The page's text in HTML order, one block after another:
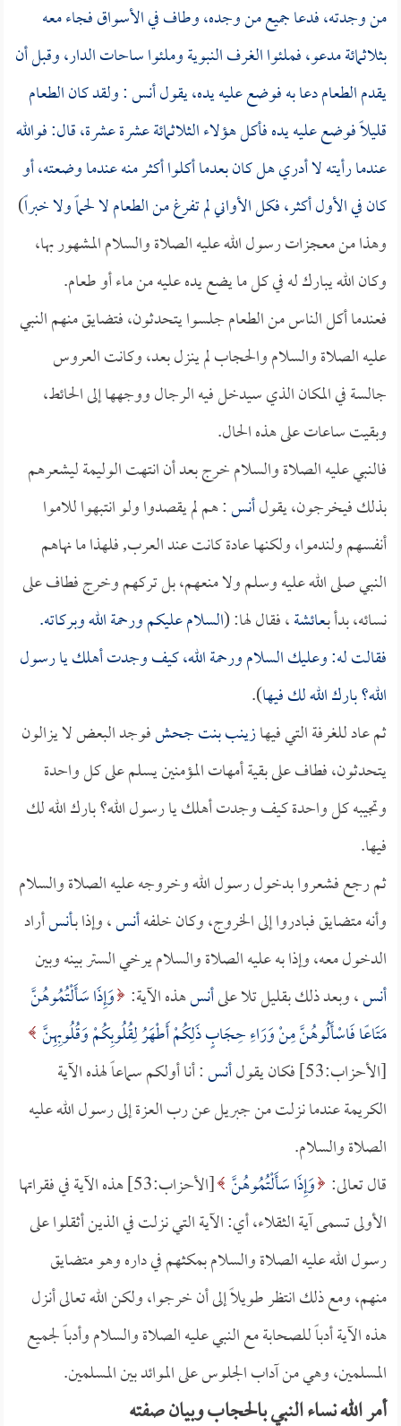
من وجدته، فدعا جميع من وجده، وطاف في الأسواق فجاء معه
بثلاثمائة مدعو، فملئوا الغرف النبوية وملئوا ساحات الدار، وقبل أن
يقدم الطعام دعا به فوضع عليه يده، يقولأنس: ولقد كان الطعام
قليلاً فوضع عليه يده فأكل هؤلاء الثلاثمائة عشرة عشرة، قال: فوالله
عندما رأيته لا أدري هل كان بعدما أكلوا أكثر منه عندما وضعته، أو
كان في الأول أكثر، فكل الأواني لم تفرغ من الطعام لا لحماً ولا خبراً)
وهذا من معجزات رسول الله عليه الصلاة والسلام المشهور بها،
وكان الله يبارك له في كل ما يضع يده عليه من ماء أو طعام.
فعندما أكل الناس من الطعام جلسوا يتحدثون، فتضايق منهم النبي
عليه الصلاة والسلام والحجاب لم ينزل بعد، وكانت العروس
جالسة في المكان الذي سيدخل فيه الرجال ووجهها إلى الحائط،
وبقيت ساعات على هذه الحال.
فالنبي عليه الصلاة والسلام خرج بعد أن انتهت الوليمة ليشعرهم
بذلك فيخرجون، يقولأنس: هم لم يقصدوا ولو انتبهوا للاموا
أنفسهم ولندموا، ولكنها عادة كانت عند العرب, فلهذا ما نهاهم
النبي صلى الله عليه وسلم ولا منعهم، بل تركهم وخرج فطاف على
نسائه، بدأ بـعائشة، فقال لها: (السلام عليكم ورحمة الله وبركاته.
فقالت له: وعليك السلام ورحمة الله، كيف وجدت أهلك يا رسول
الله؟ بارك الله لك فيها).
ثم عاد للغرفة التي فيهازينب بنت جحشفوجد البعض لا يزالون
يتحدثون، فطاف على بقية أمهات المؤمنين يسلم على كل واحدة
وتجيبه كل واحدة كيف وجدت أهلك يا رسول الله؟ بارك الله لك
فيها.
ثم رجع فشعروا بدخول رسول الله وخروجه عليه الصلاة والسلام
وأنه متضايق فبادروا إلى الخروج، وكان خلفهأنس، وإذا بـأنسأراد
الدخول معه، وإذا به عليه الصلاة والسلام يرخي الستر بينه وبين
أنس، وبعد ذلك بقليل تلا علىأنسهذه الآية: وَإِذَا سَأَلْتُمُوهُنَّ
مَتَاعًا فَاسْأَلُوهُنَّ مِنْ وَرَاءِ حِجَابٍ ذَلِكُمْ أَطْهَرُ لِقُلُوبِكُمْ وَقُلُوبِهِنَّ
[الأحزاب:53] فكان يقول
أنس: أنا أولكم سماعاً لهذه الآية
الكريمة عندما نزلت من جبريل عن رب العزة إلى رسول الله عليه
الصلاة والسلام.
قال تعالى: وَإِذَا سَأَلْتُمُوهُنَّ
[الأحزاب:53] هذه الآية في فقراتها
الأولى تسمى آية الثقلاء، أي: الآية التي نزلت في الذين أثقلوا على
رسول الله عليه الصلاة والسلام بمكثهم في داره وهو متضايق
منهم، ومع ذلك انتظر طويلاً إلى أن خرجوا، ولكن الله تعالى أنزل
هذه الآية أدباً للصحابة مع النبي عليه الصلاة والسلام وأدباً لجميع
المسلمين، وهي من آداب الجلوس على الموائد بين المسلمين.
أمر الله نساء النبي بالحجاب وبيان صفته